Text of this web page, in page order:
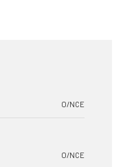
O/NCE
O/NCE